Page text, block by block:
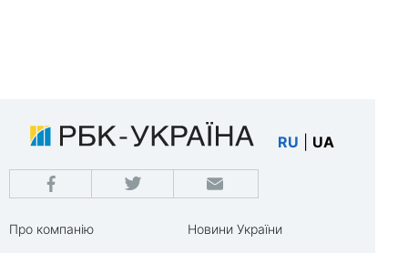
RU UA
Про компанію
Новини України